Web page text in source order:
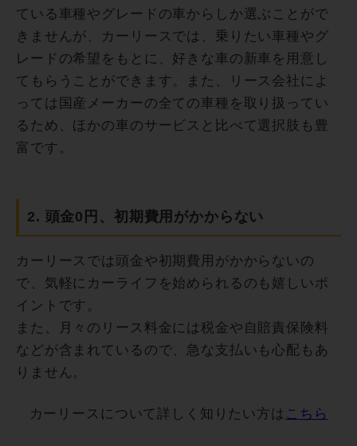
ている車種やグレードの車からしか選ぶことがで
きませんが、カーリースでは、乗りたい車種やグ
レードの希望をもとに、好きな車の新車を用意し
てもらうことができます。また、リース会社によ
っては国産メーカーの全ての車種を取り扱ってい
るため、ほかの車のサービスと比べて選択肢も豊
富です。
2. 頭金0円、初期費用がかからない
カーリースでは頭金や初期費用がかからないの
で、気軽にカーライフを始められるのも嬉しいポ
イントです。
また、月々のリース料金には税金や自賠責保険料
などが含まれているので、急な支払いも心配もあ
りません。
カーリースについて詳しく知りたい方は こちら